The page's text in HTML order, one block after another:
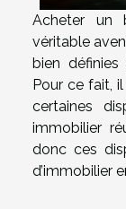
Acheter un
véritable
bien
Pour ce fait,
certaines
immobilier
donc ces
d’immobilier